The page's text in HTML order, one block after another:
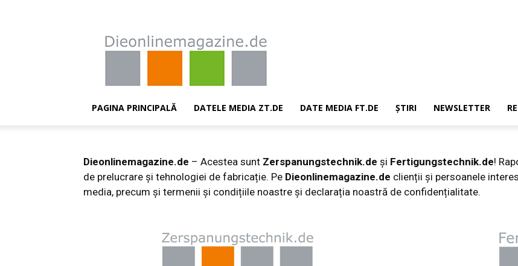
Dieonlinemagazine.de
PAGINA PRINCIPALĂ DATELE MEDIA ZT.DE DATE MEDIA FT.DE ȘTIRI NEWSLETTER
Dieonlinemagazine.de – Acestea sunt Zerspanungstechnik.de și Fertigungstechnik.de!
de prelucrare și tehnologiei de fabricație. Pe Dieonlinemagazine.de clienții și persoanele
media, precum și termenii și condițiile noastre și declarația noastră de confidențialitate.